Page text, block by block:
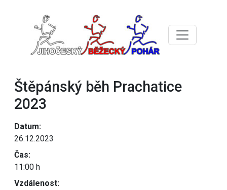
Štěpánský běh Prachatice
2023
Datum:
26.12.2023
Čas:
11:00 h
Vzdálenost: